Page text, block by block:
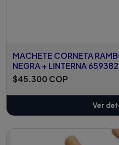
MACHETE CORNETA
NEGRA + LINTERNA
$45.300 COP
Ver